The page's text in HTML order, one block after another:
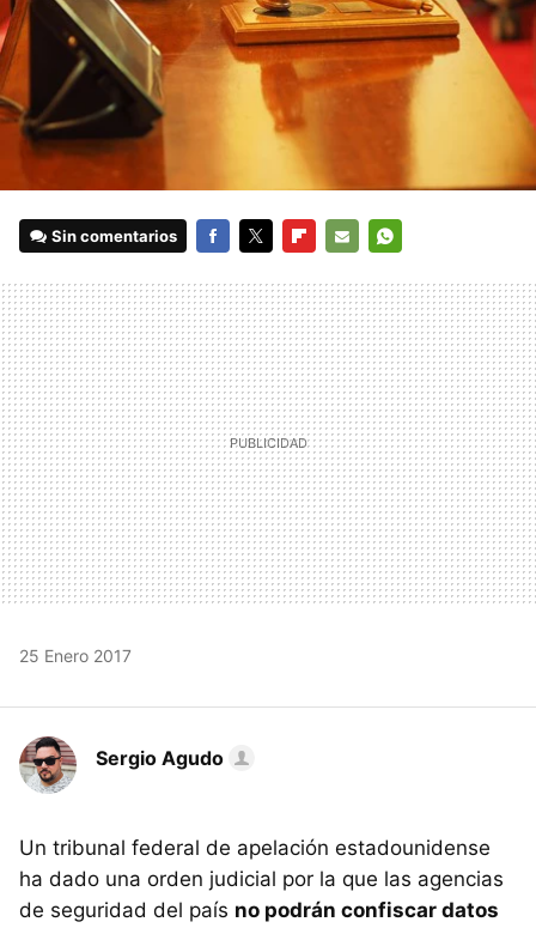
Sin comentarios
MAIL
25 Enero 2017
Sergio Agudo
Un tribunal federal de apelación estadounidense
ha dado una orden judicial por la que las agencias
de seguridad del país no podrán confiscar datos